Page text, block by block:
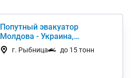
Попутный эвакуатор
Молдова - Украина,
Приднестровье - Украина
г. Рыбница до 15 тонн